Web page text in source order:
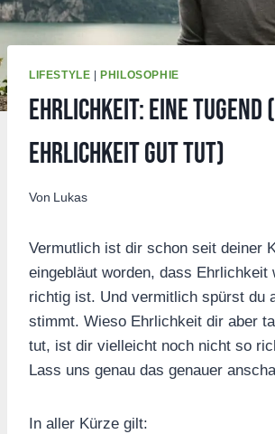
LIFESTYLE PHILOSOPHIE
Ehrlichkeit: eine Tugend
Ehrlichkeit gut tut)
Von Lukas
Vermutlich ist dir schon seit deiner
eingebläut worden, dass Ehrlichkeit
richtig ist. Und vermitlich spürst du
stimmt. Wieso Ehrlichkeit dir aber
tut, ist dir vielleicht noch nicht so
Lass uns genau das genauer
In aller Kürze gilt: